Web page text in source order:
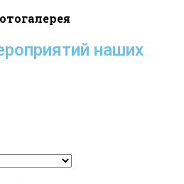
наших